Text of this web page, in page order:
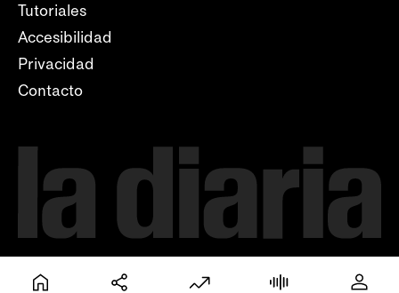
Tutoriales
Accesibilidad
Privacidad
Contacto